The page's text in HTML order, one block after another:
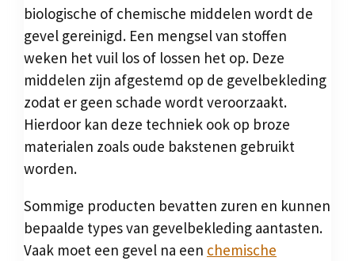
biologische of chemische middelen wordt de
gevel gereinigd. Een mengsel van stoffen
weken het vuil los of lossen het op. Deze
middelen zijn afgestemd op de gevelbekleding
zodat er geen schade wordt veroorzaakt.
Hierdoor kan deze techniek ook op broze
materialen zoals oude bakstenen gebruikt
worden.
Sommige producten bevatten zuren en kunnen
bepaalde types van gevelbekleding aantasten.
Vaak moet een gevel na een chemische